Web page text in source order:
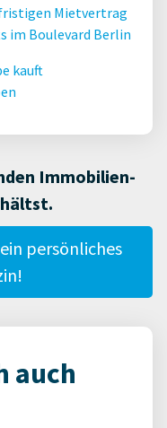
Mietvertrag
im Boulevard Berlin
kauft
Immobilien-
persönliches
auch